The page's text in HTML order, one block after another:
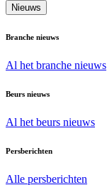
Nieuws
Branche nieuws
Al het branche nieuws
Beurs nieuws
Al het beurs nieuws
Persberichten
Alle persberichten